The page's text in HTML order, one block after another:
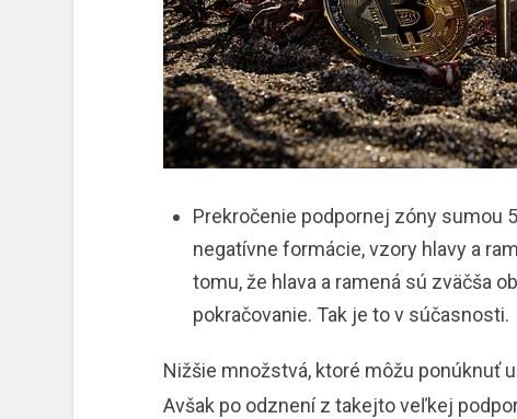
Prekročenie podpornej zóny sumou
negatívne formácie, vzory hlavy a
tomu, že hlava a ramená sú zväčša
pokračovanie. Tak je to v súčasnosti.
Nižšie množstvá, ktoré môžu ponúknuť
Avšak po odznení z takejto veľkej